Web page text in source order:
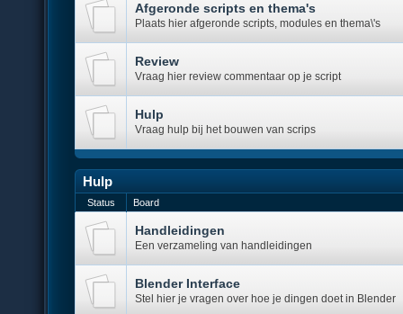
Afgeronde scripts en thema's
Plaats hier afgeronde scripts, modules en thema\'s
Review
Vraag hier review commentaar op je script
Hulp
Vraag hulp bij het bouwen van scrips
Hulp
Status Board
Handleidingen
Een verzameling van handleidingen
Blender Interface
Stel hier je vragen over hoe je dingen doet in Blender